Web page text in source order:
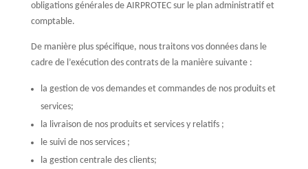
obligations générales de AIRPROTEC sur le plan administratif et
comptable.
De manière plus spécifique, nous traitons vos données dans le
cadre de l’exécution des contrats de la manière suivante :
la gestion de vos demandes et commandes de nos produits et
services;
la livraison de nos produits et services y relatifs ;
le suivi de nos services ;
la gestion centrale des clients;